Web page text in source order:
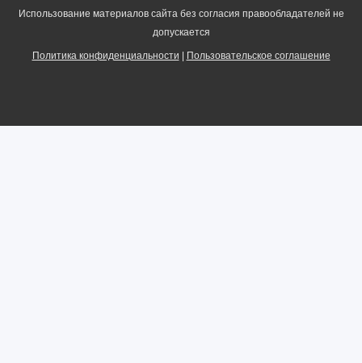
Использование материалов сайта без согласия правообладателей не
допускается
Политика конфиденциальности | Пользовательское соглашение